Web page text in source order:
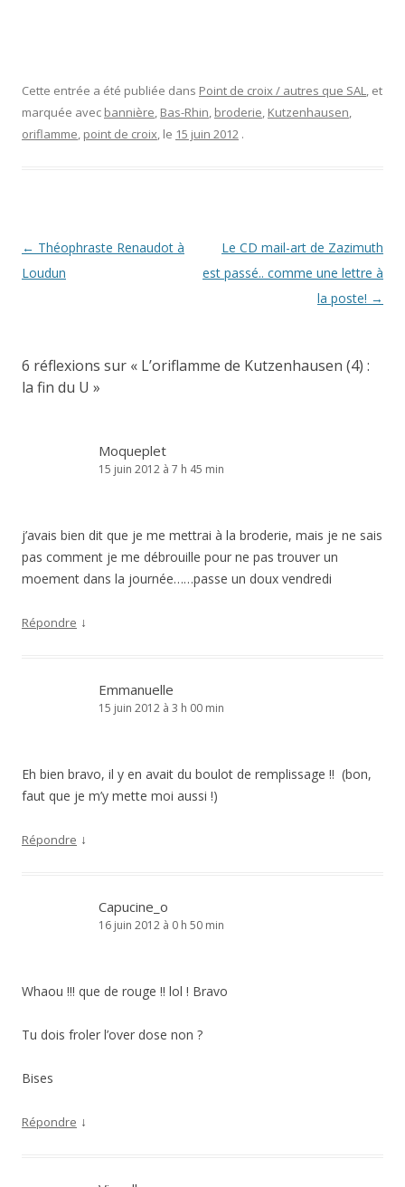
Cette entrée a été publiée dans Point de croix / autres que SAL, et
marquée avec bannière, Bas-Rhin, broderie, Kutzenhausen,
oriflamme, point de croix, le 15 juin 2012 .
Navigation
des
← Théophraste Renaudot à
Loudun
Le CD mail-art de Zazimuth
est passé.. comme une lettre à
la poste! →
6 réflexions sur « L’oriflamme de Kutzenhausen (4) :
la fin du U »
Moqueplet
15 juin 2012 à 7 h 45 min
j’avais bien dit que je me mettrai à la broderie, mais je ne sais
pas comment je me débrouille pour ne pas trouver un
moement dans la journée……passe un doux vendredi
Répondre ↓
Emmanuelle
15 juin 2012 à 3 h 00 min
Eh bien bravo, il y en avait du boulot de remplissage !! (bon,
faut que je m’y mette moi aussi !)
Répondre ↓
Capucine_o
16 juin 2012 à 0 h 50 min
Whaou !!! que de rouge !! lol ! Bravo
Tu dois froler l’over dose non ?
Bises
Répondre ↓